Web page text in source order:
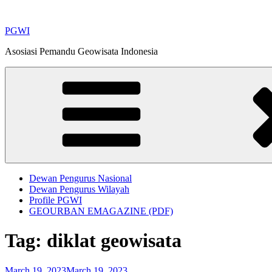
content
PGWI
Asosiasi Pemandu Geowisata Indonesia
Dewan Pengurus Nasional
Dewan Pengurus Wilayah
Profile PGWI
GEOURBAN EMAGAZINE (PDF)
Tag: diklat geowisata
Posted